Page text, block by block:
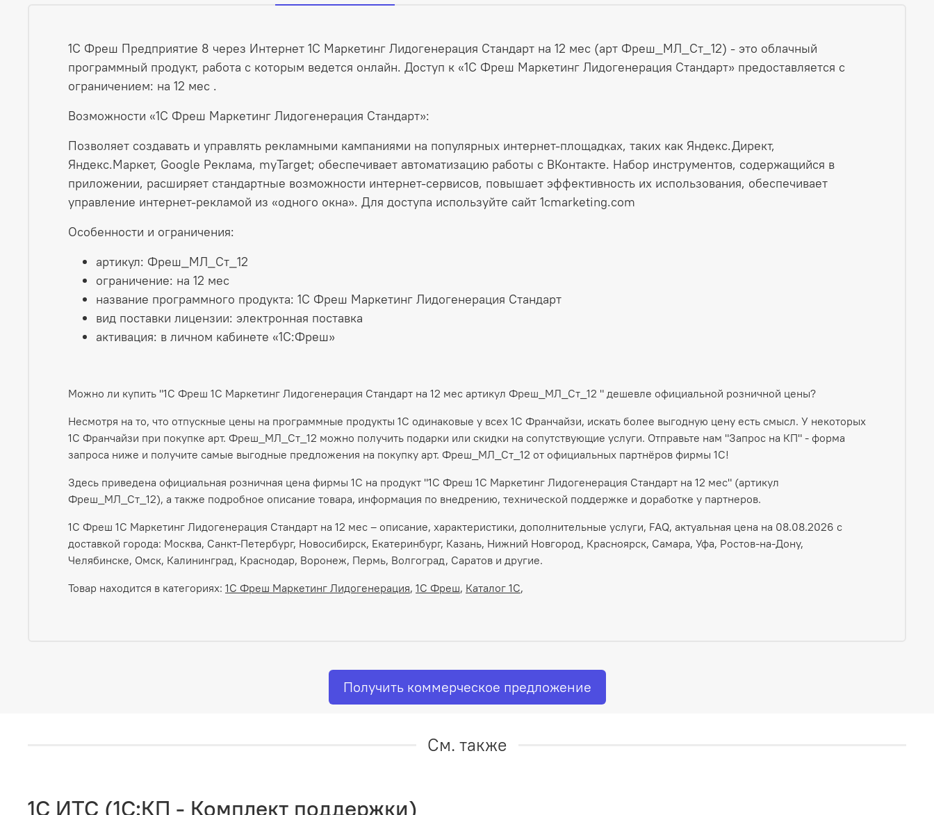
1С Фреш Предприятие 8 через Интернет 1С Маркетинг Лидогенерация Стандарт на 12 мес (арт Фреш_МЛ_Ст_12) - это облачный
программный продукт, работа с которым ведется онлайн. Доступ к «1С Фреш Маркетинг Лидогенерация Стандарт» предоставляется с
ограничением: на 12 мес .
Возможности «1С Фреш Маркетинг Лидогенерация Стандарт»:
Позволяет создавать и управлять рекламными кампаниями на популярных интернет-площадках, таких как Яндекс.Директ,
Яндекс.Маркет, Google Реклама, myTarget; обеспечивает автоматизацию работы с ВКонтакте. Набор инструментов, содержащийся в
приложении, расширяет стандартные возможности интернет-сервисов, повышает эффективность их использования, обеспечивает
управление интернет-рекламой из «одного окна». Для доступа используйте сайт 1cmarketing.com
Особенности и ограничения:
артикул: Фреш_МЛ_Ст_12
ограничение: на 12 мес
название программного продукта: 1С Фреш Маркетинг Лидогенерация Стандарт
вид поставки лицензии: электронная поставка
активация: в личном кабинете «1С:Фреш»
Можно ли купить "1С Фреш 1С Маркетинг Лидогенерация Стандарт на 12 мес артикул Фреш_МЛ_Ст_12 " дешевле официальной розничной цены?
Несмотря на то, что отпускные цены на программные продукты 1С одинаковые у всех 1С Франчайзи, искать более выгодную цену есть смысл. У некоторых
1С Франчайзи при покупке арт. Фреш_МЛ_Ст_12 можно получить подарки или скидки на сопутствующие услуги. Отправьте нам "Запрос на КП" - форма
запроса ниже и получите самые выгодные предложения на покупку арт. Фреш_МЛ_Ст_12 от официальных партнёров фирмы 1С!
Здесь приведена официальная розничная цена фирмы 1С на продукт "1С Фреш 1С Маркетинг Лидогенерация Стандарт на 12 мес" (артикул
Фреш_МЛ_Ст_12), а также подробное описание товара, информация по внедрению, технической поддержке и доработке у партнеров.
1С Фреш 1С Маркетинг Лидогенерация Стандарт на 12 мес – описание, характеристики, дополнительные услуги, FAQ, актуальная цена на 08.08.2026 с
доставкой города: Москва, Санкт-Петербург, Новосибирск, Екатеринбург, Казань, Нижний Новгород, Красноярск, Самара, Уфа, Ростов-на-Дону,
Челябинске, Омск, Калининград, Краснодар, Воронеж, Пермь, Волгоград, Саратов и другие.
Товар находится в категориях: 1С Фреш Маркетинг Лидогенерация, 1С Фреш, Каталог 1С,
Получить коммерческое предложение
См. также
1C ИТС (1С:КП - Комплект поддержки)